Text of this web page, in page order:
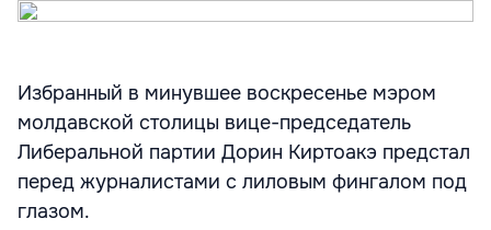
Избранный в минувшее воскресенье мэром
молдавской столицы вице-председатель
Либеральной партии Дорин Киртоакэ предстал
перед журналистами с лиловым фингалом под
глазом.